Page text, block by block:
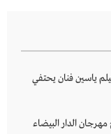
ياسين فنان يحتفي
الدار البيضاء